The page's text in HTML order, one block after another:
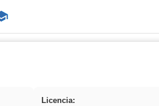
Licencia: